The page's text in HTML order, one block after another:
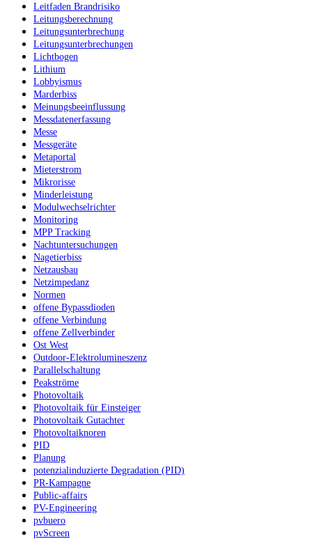
Leitfaden Brandrisiko
Leitungsberechnung
Leitungsunterbrechung
Leitungsunterbrechungen
Lichtbogen
Lithium
Lobbyismus
Marderbiss
Meinungsbeeinflussung
Messdatenerfassung
Messe
Messgeräte
Metaportal
Mieterstrom
Mikrorisse
Minderleistung
Modulwechselrichter
Monitoring
MPP Tracking
Nachtuntersuchungen
Nagetierbiss
Netzausbau
Netzimpedanz
Normen
offene Bypassdioden
offene Verbindung
offene Zellverbinder
Ost West
Outdoor-Elektrolumineszenz
Parallelschaltung
Peakströme
Photovoltaik
Photovoltaik für Einsteiger
Photovoltaik Gutachter
Photovoltaiknoren
PID
Planung
potenzialinduzierte Degradation (PID)
PR-Kampagne
Public-affairs
PV-Engineering
pvbuero
pvScreen